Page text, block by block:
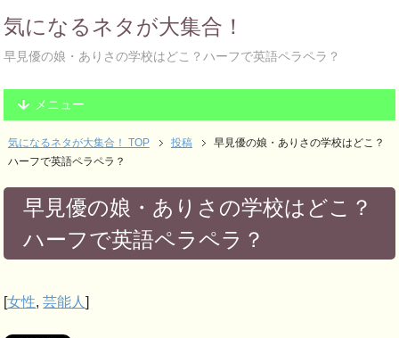
気になるネタが大集合！
早見優の娘・ありさの学校はどこ？ハーフで英語ペラペラ？
メニュー
気になるネタが大集合！ TOP 投稿
早見優の娘・ありさの学校はどこ？
ハーフで英語ペラペラ？
早見優の娘・ありさの学校はどこ？
ハーフで英語ペラペラ？
[女性,芸能人]